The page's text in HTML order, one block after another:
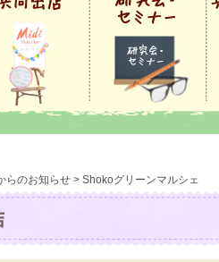
研究会・セミナー
らのお知らせ > Shokoグリーンマルシェ